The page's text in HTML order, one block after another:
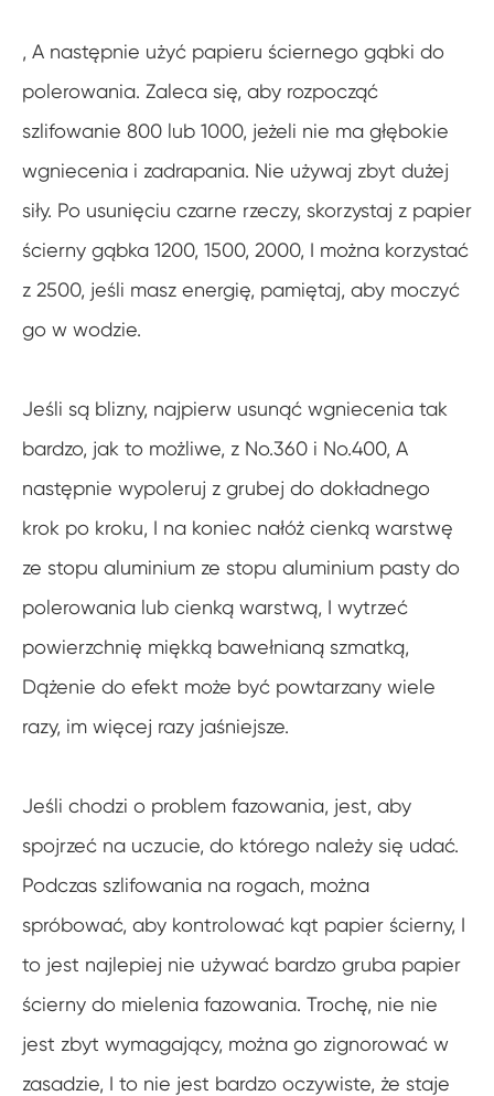
, A następnie użyć papieru ściernego gąbki do
polerowania. Zaleca się, aby rozpocząć
szlifowanie 800 lub 1000, jeżeli nie ma głębokie
wgniecenia i zadrapania. Nie używaj zbyt dużej
siły. Po usunięciu czarne rzeczy, skorzystaj z papier
ścierny gąbka 1200, 1500, 2000, I można korzystać
z 2500, jeśli masz energię, pamiętaj, aby moczyć
go w wodzie.
Jeśli są blizny, najpierw usunąć wgniecenia tak
bardzo, jak to możliwe, z No.360 i No.400, A
następnie wypoleruj z grubej do dokładnego
krok po kroku, I na koniec nałóż cienką warstwę
ze stopu aluminium ze stopu aluminium pasty do
polerowania lub cienką warstwą, I wytrzeć
powierzchnię miękką bawełnianą szmatką,
Dążenie do efekt może być powtarzany wiele
razy, im więcej razy jaśniejsze.
Jeśli chodzi o problem fazowania, jest, aby
spojrzeć na uczucie, do którego należy się udać.
Podczas szlifowania na rogach, można
spróbować, aby kontrolować kąt papier ścierny, I
to jest najlepiej nie używać bardzo gruba papier
ścierny do mielenia fazowania. Trochę, nie nie
jest zbyt wymagający, można go zignorować w
zasadzie, I to nie jest bardzo oczywiste, że staje